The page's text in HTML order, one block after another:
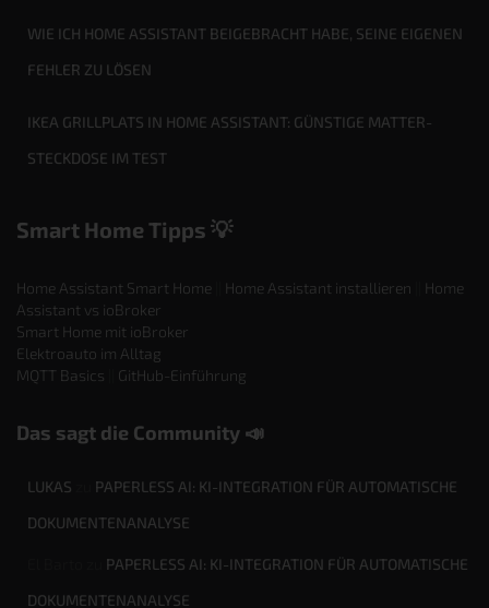
WIE ICH HOME ASSISTANT BEIGEBRACHT HABE, SEINE EIGENEN
FEHLER ZU LÖSEN
IKEA GRILLPLATS IN HOME ASSISTANT: GÜNSTIGE MATTER-
STECKDOSE IM TEST
Smart Home Tipps 💡
Home Assistant Smart Home Home Assistant installieren
Home
Assistant vs ioBroker
Smart Home mit ioBroker
Elektroauto im Alltag
MQTT Basics
GitHub-Einführung
Das sagt die Community 📣
LUKAS
PAPERLESS AI: KI-INTEGRATION FÜR AUTOMATISCHE
DOKUMENTENANALYSE
PAPERLESS AI: KI-INTEGRATION FÜR AUTOMATISCHE
DOKUMENTENANALYSE